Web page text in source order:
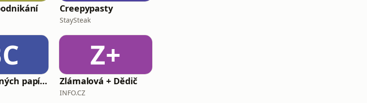
Creepypasty
StaySteak
Burza cenných papírů Praha
Z+
Zlámalová + Dědič
INFO.CZ